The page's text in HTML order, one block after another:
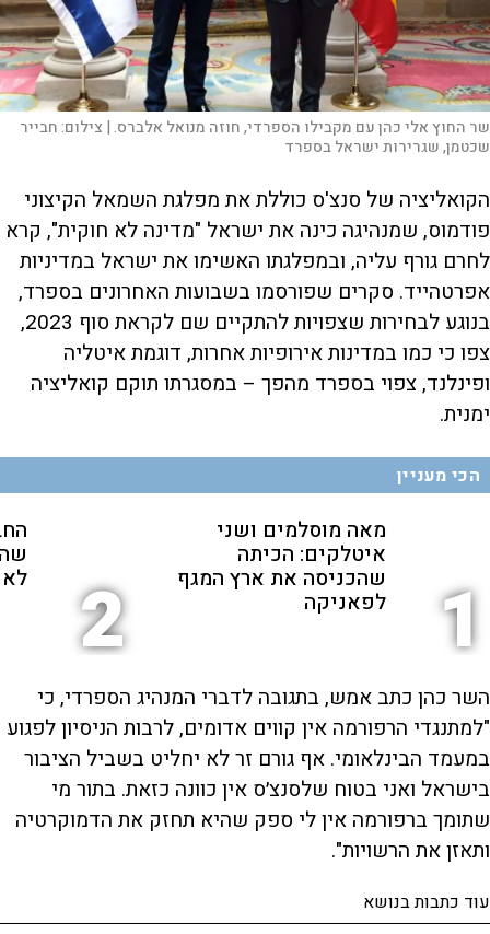
שר החוץ אלי כהן עם מקבילו הספרדי, חוזה מנואל אלברס. | צילום:חבייר
שכטמן, שגרירות ישראל בספרד
הקואליציה של סנצ'ס כוללת את מפלגת השמאל הקיצוני
פודמוס, שמנהיגה כינה את ישראל "מדינה לא חוקית", קרא
לחרם גורף עליה, ובמפלגתו האשימו את ישראל במדיניות
אפרטהייד. סקרים שפורסמו בשבועות האחרונים בספרד,
בנוגע לבחירות שצפויות להתקיים שם לקראת סוף 2023,
צפו כי כמו במדינות אירופיות אחרות, דוגמת איטליה
ופינלנד, צפוי בספרד מהפך – במסגרתו תוקם קואליציה
ימנית.
הכי מעניין
1
מאה מוסלמים ושני
איטלקים: הכיתה
שהכניסה את ארץ המגף
לפאניקה 2
השר כהן כתב אמש, בתגובה לדברי המנהיג הספרדי, כי
"למתנגדי הרפורמה אין קווים אדומים, לרבות הניסיון לפגוע
במעמד הבינלאומי. אף גורם זר לא יחליט בשביל הציבור
בישראל ואני בטוח שלסנצ׳ס אין כוונה כזאת. בתור מי
שתומך ברפורמה אין לי ספק שהיא תחזק את הדמוקרטיה
ותאזן את הרשויות".
עוד כתבות בנושא